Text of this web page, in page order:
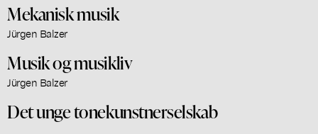
Mekanisk musik
Jürgen Balzer
Musik og musikliv
Jürgen Balzer
Det unge tonekunstnerselskab